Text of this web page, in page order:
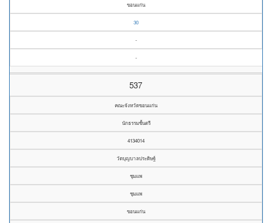
ขอนแก่น
30
-
-
537
คณะจังหวัดขอนแก่น
นักธรรมชั้นตรี
4134014
วัดบุญบาลประดิษฐ์
ชุมแพ
ชุมแพ
ขอนแก่น